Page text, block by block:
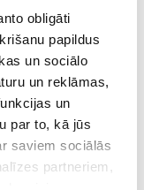
obligāti
papildus
un sociālo
un reklāmas,
un
par to, kā jūs
saviem sociālās
partneriem,
PĒRC 4, SAŅEM -20%
NATURAL CODE 25
Sardīnes konservi
2.13 € 2.51 €